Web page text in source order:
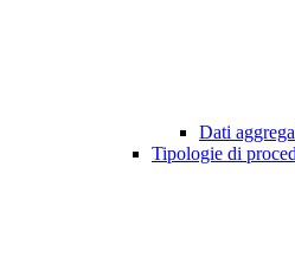
Dati
Tipologie di